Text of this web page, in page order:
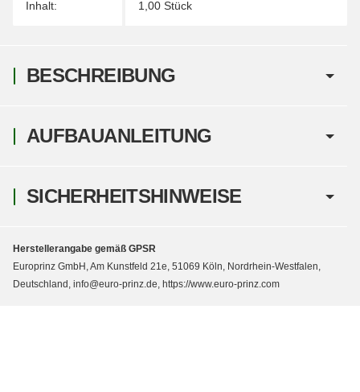
Inhalt: 1,00 Stück
BESCHREIBUNG
AUFBAUANLEITUNG
SICHERHEITSHINWEISE
Herstellerangabe gemäß GPSR
Europrinz GmbH, Am Kunstfeld 21e, 51069 Köln, Nordrhein-Westfalen,
Deutschland, info@euro-prinz.de, https://www.euro-prinz.com